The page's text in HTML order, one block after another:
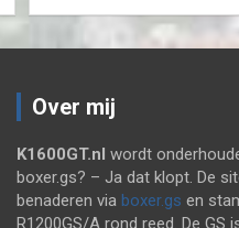
Over mij
K1600GT.nl wordt
boxer.gs? – Ja dat klopt. De
benaderen via boxer.gs en
R1200GS/A rond reed. De GS